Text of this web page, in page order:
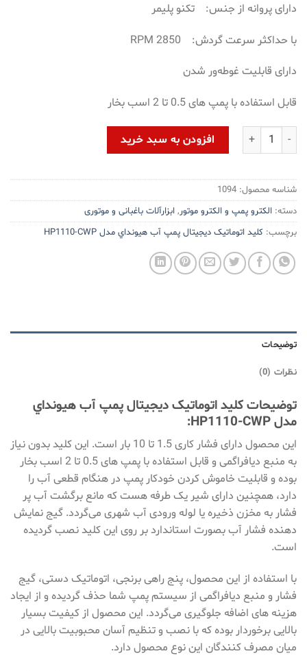
دارای پروانه از جنس: تکنو پلیمر
با حداکثر سرعت گردش: 2850 RPM
دارای قابلیت غوطه‌ور شدن
قابل استفاده با پمپ های 0.5 تا 2 اسب بخار
کلید اتوماتیک دیجیتال پمپ آب هيونداي مدل HP1110-CWP عدد
افزودن به سبد خرید
شناسه محصول: 1094
دسته: الکترو پمپ و الکترو موتور, ابزارآلات باغبانی و موتوری
برچسب: کلید اتوماتیک دیجیتال پمپ آب هيونداي مدل HP1110-CWP
توضیحات
نظرات (0)
توضیحات کلید اتوماتیک دیجیتال پمپ آب هيونداي
مدل HP1110-CWP:
این محصول دارای فشار کاری 1.5 تا 10 بار است. این کلید بدون نیاز
به منبع دیافراگمی و قابل استفاده با پمپ های 0.5 تا 2 اسب بخار
بوده و قابلیت خاموش کردن خودکار پمپ در هنگام قطعی آب را
دارد، همچنین دارای شیر یک طرفه هست که مانع برگشت آب پر
فشار به مخزن ذخیره یا لوله ورودی آب شهری می‌گردد. گیج نمایش
دهنده فشار آب بصورت استاندارد بر روی این کلید نصب گردیده
است.
با استفاده از این محصول، پنج راهی برنجی، اتوماتیک دستی، گیج
فشار و منبع دیافراگمی از سیستم پمپ شما حذف گردیده و از ایجاد
هزینه های اضافه جلوگیری می‌گردد. این محصول از کیفیت بسیار
بالایی برخوردار بوده که با نصب و تنظیم آسان محبوبیت بالایی در
میان مصرف کنندگان این نوع محصول دارد.